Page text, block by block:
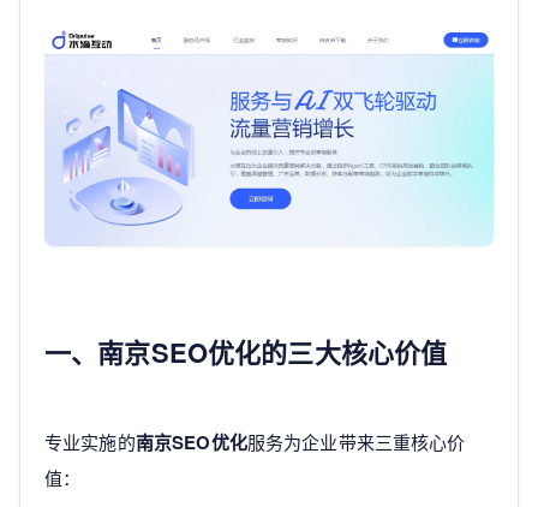
一、南京SEO优化的三大核心价值
专业实施的南京SEO优化服务为企业带来三重核心价
值：